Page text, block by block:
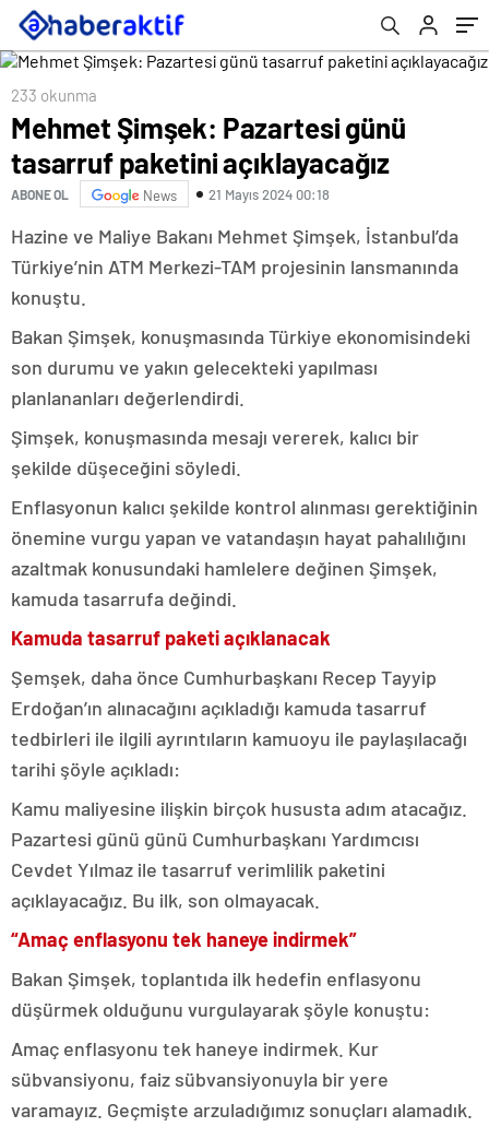
233 okunma
Mehmet Şimşek: Pazartesi günü
tasarruf paketini açıklayacağız
ABONE OL News 21 Mayıs 2024 00:18
Hazine ve Maliye Bakanı Mehmet Şimşek, İstanbul’da
Türkiye’nin ATM Merkezi-TAM projesinin lansmanında
konuştu.
Bakan Şimşek, konuşmasında Türkiye ekonomisindeki
son durumu ve yakın gelecekteki yapılması
planlananları değerlendirdi.
Şimşek, konuşmasında mesajı vererek, kalıcı bir
şekilde düşeceğini söyledi.
Enflasyonun kalıcı şekilde kontrol alınması gerektiğinin
önemine vurgu yapan ve vatandaşın hayat pahalılığını
azaltmak konusundaki hamlelere değinen Şimşek,
kamuda tasarrufa değindi.
Kamuda tasarruf paketi açıklanacak
Şemşek, daha önce Cumhurbaşkanı Recep Tayyip
Erdoğan’ın alınacağını açıkladığı kamuda tasarruf
tedbirleri ile ilgili ayrıntıların kamuoyu ile paylaşılacağı
tarihi şöyle açıkladı:
Kamu maliyesine ilişkin birçok hususta adım atacağız.
Pazartesi günü günü Cumhurbaşkanı Yardımcısı
Cevdet Yılmaz ile tasarruf verimlilik paketini
açıklayacağız. Bu ilk, son olmayacak.
“Amaç enflasyonu tek haneye indirmek”
Bakan Şimşek, toplantıda ilk hedefin enflasyonu
düşürmek olduğunu vurgulayarak şöyle konuştu:
Amaç enflasyonu tek haneye indirmek. Kur
sübvansiyonu, faiz sübvansiyonuyla bir yere
varamayız. Geçmişte arzuladığımız sonuçları alamadık.